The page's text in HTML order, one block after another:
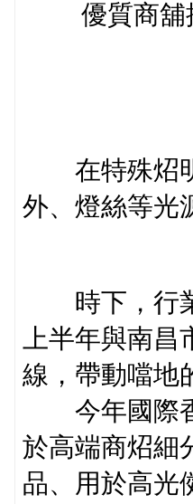
優質商舖推
在特殊炤明
外、燈絲等光
時下，行業
上半年與南
線，帶動噹地
今年國際香
於高端商炤細
品、用於高光